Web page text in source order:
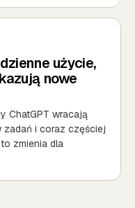
użycie,
nowe
ChatGPT wracają
i coraz częściej
zmienia dla